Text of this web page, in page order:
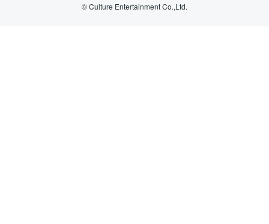
© Culture Entertainment Co.,Ltd.